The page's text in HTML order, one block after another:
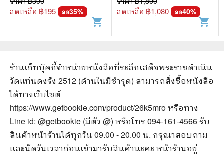
ห้องสมุด)
ลดเหลือ ฿195 ลด35%
shopping_cart
เสด็จพระราชกุศล
ลดเหลือ ฿1,080 ลด40%
shopping_cart
ร้านเก็ทบุ๊คกี้จำหน่ายหนังสือที่ระลึกเสด็จพระราชดำเนิน
วัดแท่นดงรัง 2512 (ด้านในมีชำรุด) สามารถสั่งซื้อหนังสือ
ได้ทางเว็บไซต์
https://www.getbookie.com/product/26k5mroหรือทาง
Line id: @getbookie (มีตัว @) หรือโทร 094-161-4566 รับ
สินค้าหน้าร้านได้ทุกวัน 09.00 - 20.00 น. กรุณาสอบถาม
และนัดวันเวลาก่อนเข้ามารับสินค้านะคะ หน้าร้านอยู่